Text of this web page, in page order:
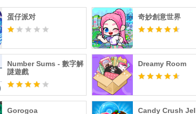
蛋仔派对 奇妙創意世界
Number Sums - 數字解
謎遊戲
Dreamy Room
Gorogoa
Candy Crush